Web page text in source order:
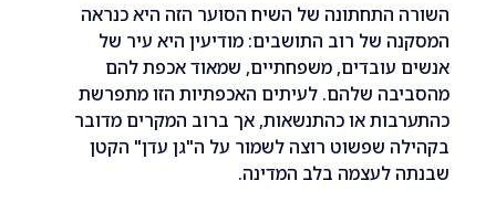
התחתונה של השיח הסוער הזה היא כנראה
של רוב התושבים: מודיעין היא עיר של
עובדים, משפחתיים, שמאוד אכפת להם
שלהם. לעיתים האכפתיות הזו מתפרשת
או כהתנשאות, אך ברוב המקרים מדובר
שפשוט רוצה לשמור על ה"גן עדן" הקטן
לעצמה בלב המדינה.